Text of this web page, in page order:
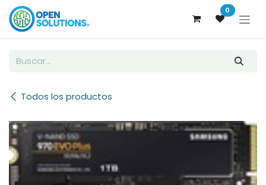
Ir al contenido 0
Todos los productos